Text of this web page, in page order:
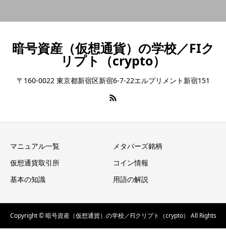
暗号資産（仮想通貨）の学校／FIク
リプト（crypto）
〒160-0022 東京都新宿区新宿6-7-22エルプリメント新宿151
マニュアル一覧
メタバーズ銘柄
仮想通貨取引所
コイン情報
基本の知識
用語の解説
Copyright © 暗号資産（仮想通貨）の学校／FIクリプト（crypto） All Rights